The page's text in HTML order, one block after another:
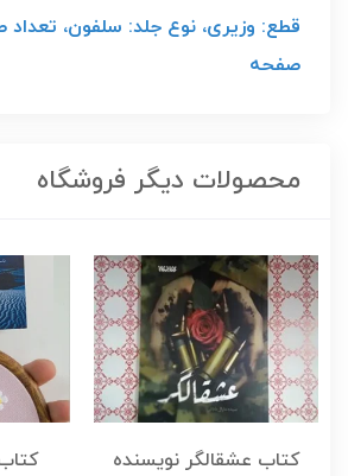
صفحه
محصولات دیگر فروشگاه
کتاب عشقالگر نویسنده